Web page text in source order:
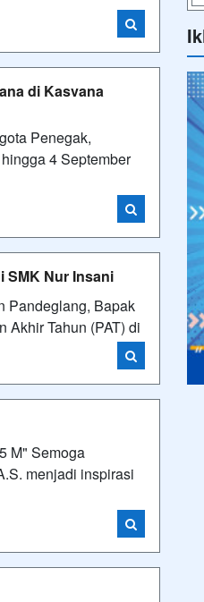
di Kasvana
Penegak,
4 September
SMK Nur Insani
Pandeglang, Bapak
Akhir Tahun (PAT) di
M" Semoga
menjadi inspirasi